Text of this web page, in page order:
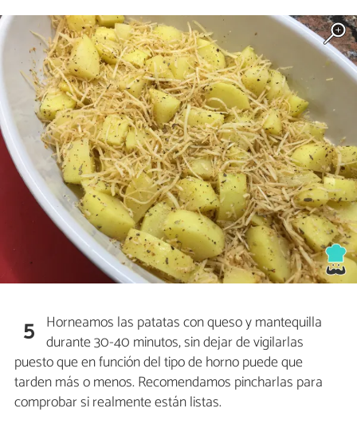
5 Horneamos las patatas con queso y mantequilla
durante 30-40 minutos, sin dejar de vigilarlas
puesto que en función del tipo de horno puede que
tarden más o menos. Recomendamos pincharlas para
comprobar si realmente están listas.